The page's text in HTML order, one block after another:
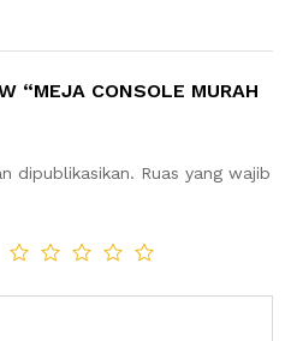
“MEJA CONSOLE MURAH
dipublikasikan. Ruas yang wajib